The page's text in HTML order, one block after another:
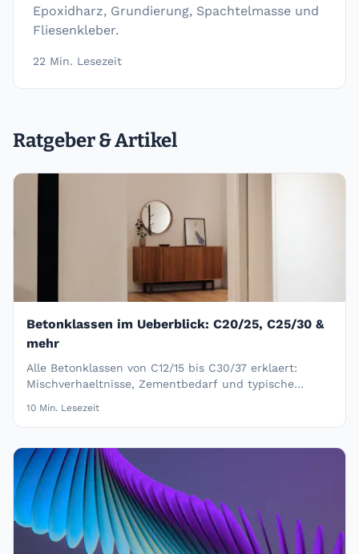
Epoxidharz, Grundierung, Spachtelmasse und
Fliesenkleber.
22 Min. Lesezeit
Ratgeber & Artikel
Betonklassen im Ueberblick: C20/25, C25/30 &
mehr
Alle Betonklassen von C12/15 bis C30/37 erklaert:
Mischverhaeltnisse, Zementbedarf und typische
10 Min. Lesezeit